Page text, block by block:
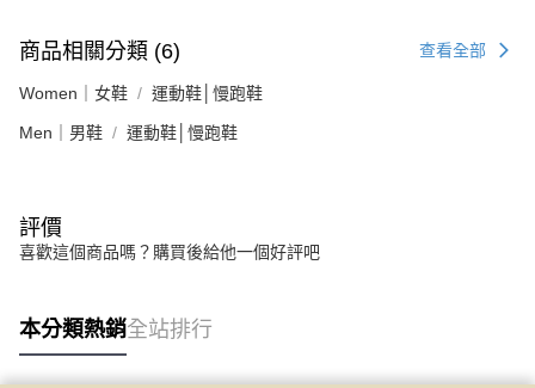
商品相關分類 (6) 查看全部
Women｜女鞋 運動鞋│慢跑鞋
Men｜男鞋 運動鞋│慢跑鞋
評價
喜歡這個商品嗎？購買後給他一個好評吧
本分類熱銷全站排行